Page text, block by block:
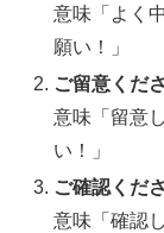
意味「よく
願い！」
ご留意くだ
意味「留意
い！」
ご確認くだ
意味「確認